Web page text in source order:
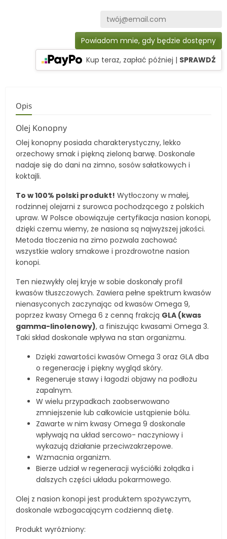
Powiadom mnie, gdy będzie dostępny
Kup teraz, zapłać później | SPRAWDŹ
Opis
Olej Konopny
Olej konopny posiada charakterystyczny, lekko
orzechowy smak i piękną zieloną barwę. Doskonale
nadaje się do dani na zimno, sosów sałatkowych i
koktajli.
To w 100% polski produkt! Wytłoczony w małej,
rodzinnej olejarni z surowca pochodzącego z polskich
upraw. W Polsce obowiązuje certyfikacja nasion konopi,
dzięki czemu wiemy, że nasiona są najwyższej jakości.
Metoda tłoczenia na zimo pozwala zachować
wszystkie walory smakowe i prozdrowotne nasion
konopi.
Ten niezwykły olej kryje w sobie doskonały profil
kwasów tłuszczowych. Zawiera pełne spektrum kwasów
nienasyconych zaczynając od kwasów Omega 9,
poprzez kwasy Omega 6 z cenną frakcją GLA (kwas
gamma-linolenowy), a finiszując kwasami Omega 3.
Taki skład doskonale wpływa na stan organizmu.
Dzięki zawartości kwasów Omega 3 oraz GLA dba
o regenerację i piękny wygląd skóry.
Regeneruje stawy i łagodzi objawy na podłożu
zapalnym.
W wielu przypadkach zaobserwowano
zmniejszenie lub całkowicie ustąpienie bólu.
Zawarte w nim kwasy Omega 9 doskonale
wpływają na układ sercowo- naczyniowy i
wykazują działanie przeciwzakrzepowe.
Wzmacnia organizm.
Bierze udział w regeneracji wyściółki żołądka i
dalszych części układu pokarmowego.
Olej z nasion konopi jest produktem spożywczym,
doskonale wzbogacającym codzienną dietę.
Produkt wyróżniony: